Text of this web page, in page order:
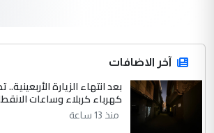
التعليق : قرار مستعجل جدا
للوزاره ولا للمواطن القرار الصائب
الاستماع للمدير ومغرفة ...
الموضوع :
وزير الصحة يعفي مدير
العام في بغداد
آخر الاضافات
بعد انتهاء الزيارة
كهرباء كربلاء وساعات
منذ 13 ساعة